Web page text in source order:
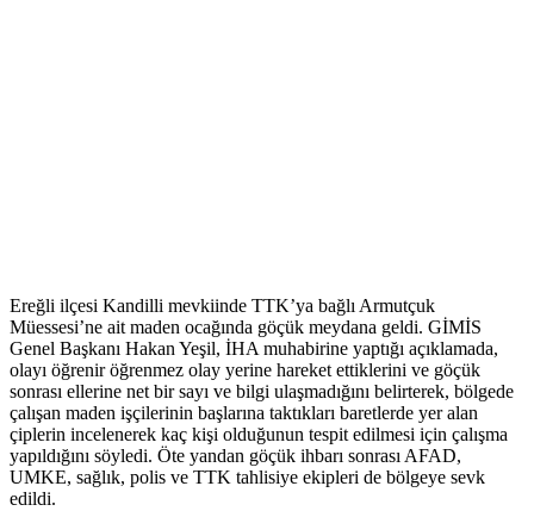
Ereğli ilçesi Kandilli mevkiinde TTK’ya bağlı Armutçuk
Müessesi’ne ait maden ocağında göçük meydana geldi. GİMİS
Genel Başkanı Hakan Yeşil, İHA muhabirine yaptığı açıklamada,
olayı öğrenir öğrenmez olay yerine hareket ettiklerini ve göçük
sonrası ellerine net bir sayı ve bilgi ulaşmadığını belirterek, bölgede
çalışan maden işçilerinin başlarına taktıkları baretlerde yer alan
çiplerin incelenerek kaç kişi olduğunun tespit edilmesi için çalışma
yapıldığını söyledi. Öte yandan göçük ihbarı sonrası AFAD,
UMKE, sağlık, polis ve TTK tahlisiye ekipleri de bölgeye sevk
edildi.